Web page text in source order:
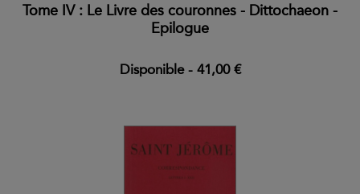
Tome IV : Le Livre des couronnes - Dittochaeon -
Epilogue
Disponible- 41,00 €